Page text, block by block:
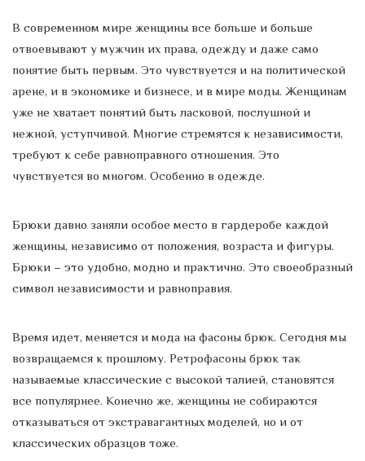
В современном мире женщины все больше и больше
отвоевывают у мужчин их права, одежду и даже само
понятие быть первым. Это чувствуется и на политической
арене, и в экономике и бизнесе, и в мире моды. Женщинам
уже не хватает понятий быть ласковой, послушной и
нежной, уступчивой. Многие стремятся к независимости,
требуют к себе равноправного отношения. Это
чувствуется во многом. Особенно в одежде.
Брюки давно заняли особое место в гардеробе каждой
женщины, независимо от положения, возраста и фигуры.
Брюки – это удобно, модно и практично. Это своеобразный
символ независимости и равноправия.
Время идет, меняется и мода на фасоны брюк. Сегодня мы
возвращаемся к прошлому. Ретрофасоны брюк так
называемые классические с высокой талией, становятся
все популярнее. Конечно же, женщины не собираются
отказываться от экстравагантных моделей, но и от
классических образцов тоже.